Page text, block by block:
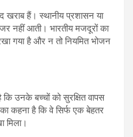
खराब हैं। स्थानीय प्रशासन या
नहीं आती। भारतीय मजदूरों का
गया है और न तो नियमित भोजन
उनके बच्चों को सुरक्षित वापस
कहना है कि वे सिर्फ एक बेहतर
मिला।